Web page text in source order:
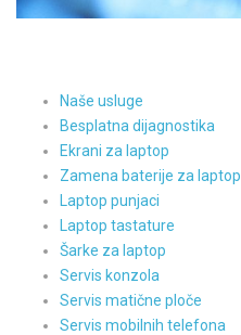
Naše usluge
Besplatna dijagnostika
Ekrani za laptop
Zamena baterije za laptop
Laptop punjaci
Laptop tastature
Šarke za laptop
Servis konzola
Servis matične ploče
Servis mobilnih telefona